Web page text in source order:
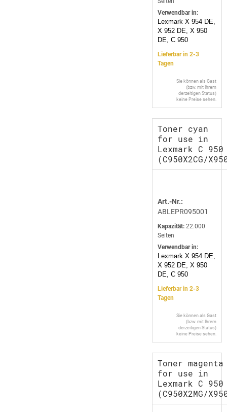
Verwendbar in:
Lexmark X 954 DE,
X 952 DE, X 950
DE, C 950
Lieferbar in 2-3
Tagen
Sie können als Gast
(bzw. mit Ihrem
derzeitigen Status)
keine Preise sehen.
Toner cyan
for use in
Lexmark C 950
(C950X2CG/
Art.-Nr.:
ABLEPR095001
Kapazität: 22.000
Seiten
Verwendbar in:
Lexmark X 954 DE,
X 952 DE, X 950
DE, C 950
Lieferbar in 2-3
Tagen
Sie können als Gast
(bzw. mit Ihrem
derzeitigen Status)
keine Preise sehen.
Toner magenta
for use in
Lexmark C 950
(C950X2MG/